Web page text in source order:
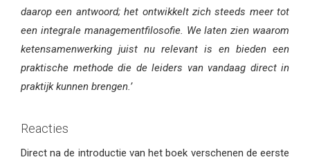
daarop een antwoord; het ontwikkelt zich steeds meer tot
een integrale managementfilosofie. We laten zien waarom
ketensamenwerking juist nu relevant is en bieden een
praktische methode die de leiders van vandaag direct in
praktijk kunnen brengen.’
Reacties
Direct na de introductie van het boek verschenen de eerste